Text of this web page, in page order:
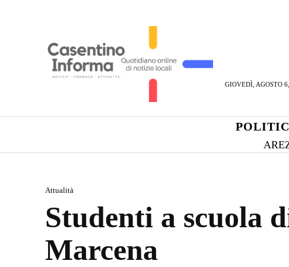
GIOVEDÌ, AGOSTO
Attualità
Studenti a scuola
Marcena